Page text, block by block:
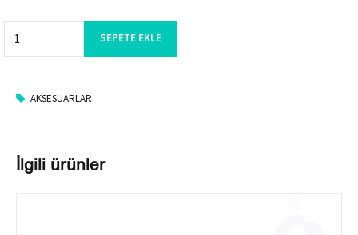
SEPETE EKLE
AKSESUARLAR
İlgili ürünler